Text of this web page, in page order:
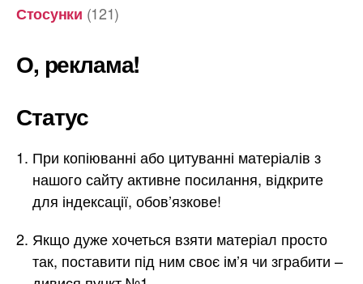
Стосунки (121)
О, реклама!
Статус
При копіюванні або цитуванні матеріалів з
нашого сайту активне посилання, відкрите
для індексації, обов’язкове!
Якщо дуже хочеться взяти матеріал просто
так, поставити під ним своє ім’я чи зграбити –